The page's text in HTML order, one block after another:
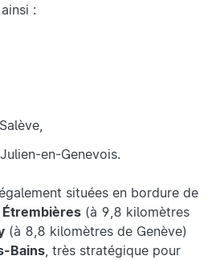
:
en-Genevois.
situées en bordure de
Étrembières (à 9,8 kilomètres
(à 8,8 kilomètres de Genève)
Bains, très stratégique pour